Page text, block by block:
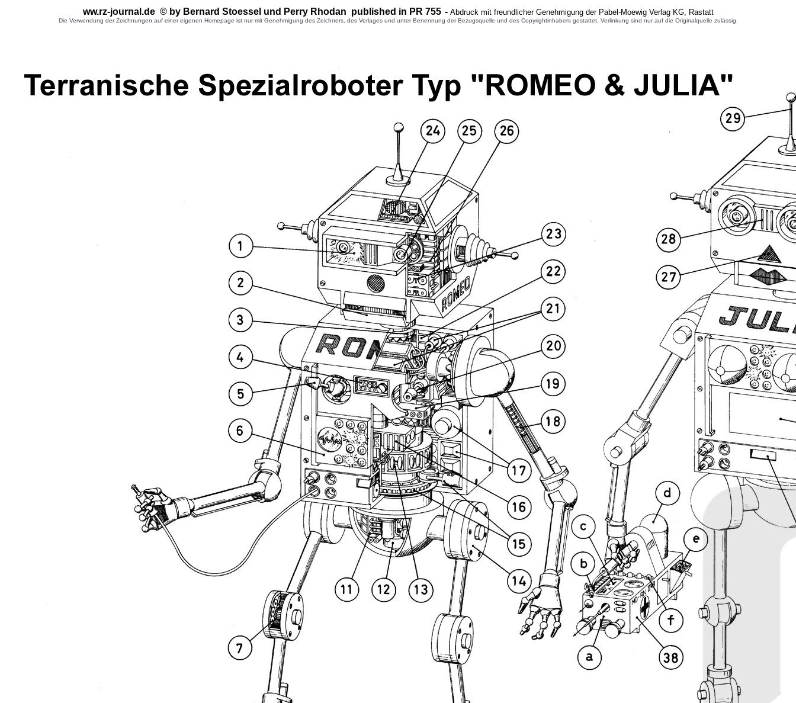
ww.rz-journal.de © by Bernard Stoessel und Perry Rhodan published in PR 755 - Abdruck mit freundlicher Genehmigung der Pabel-Moewig Verlag KG, Rastatt
Die Verwendung der Zeichnungen auf einer eigenen Homepage ist nur mit Genehmigung des Zeichners, des Verlages und unter Benennung der Bezugsquelle und des Copyrightinhabers gestattet. Verlinkung sind nur auf die Originalquelle zulässig.